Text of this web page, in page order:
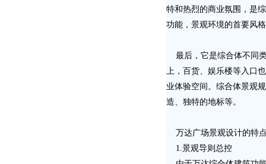
特和热烈的商业氛围，是
功能，景观环境的首要风
最后，它是综合体不同
上，百货、娱乐楼等入口
业体验空间。综合体景观
造、独特的地标等。
万达广场景观设计的特
1.景观导则总控